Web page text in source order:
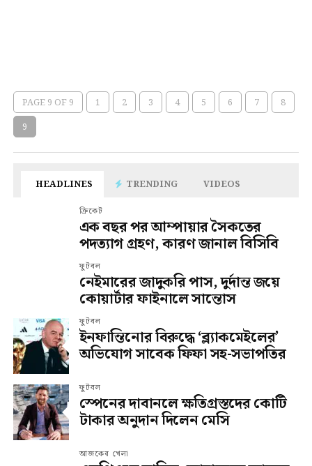
PAGE 9 OF 9 1 2 3 4 5 6 7
8
9
HEADLINES TRENDING VIDEOS
ক্রিকেট
এক বছর পর আম্পায়ার সৈকতের
পদত্যাগ গ্রহণ, কারণ জানাল বিসিবি
ফুটবল
নেইমারের জাদুকরি পাস, দুর্দান্ত জয়ে
কোয়ার্টার ফাইনালে সান্তোস
ফুটবল
ইনফান্তিনোর বিরুদ্ধে ‘ব্ল্যাকমেইলের’
অভিযোগ সাবেক ফিফা সহ-সভাপতির
ফুটবল
স্পেনের দাবানলে ক্ষতিগ্রস্তদের কোটি
টাকার অনুদান দিলেন মেসি
আজকের খেলা